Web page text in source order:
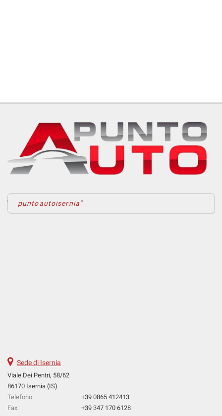
puntoautoisernia
Sede di Isernia
Viale Dei Pentri, 58/62
86170 Isernia (IS)
Telefono:
+39 0865 412413
Fax:
+39 347 170 6128